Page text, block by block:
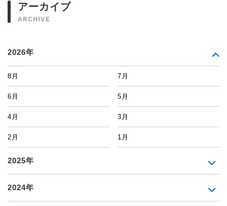
アーカイブ
ARCHIVE
2026年
8月 7月
6月 5月
4月 3月
2月 1月
2025年
2024年